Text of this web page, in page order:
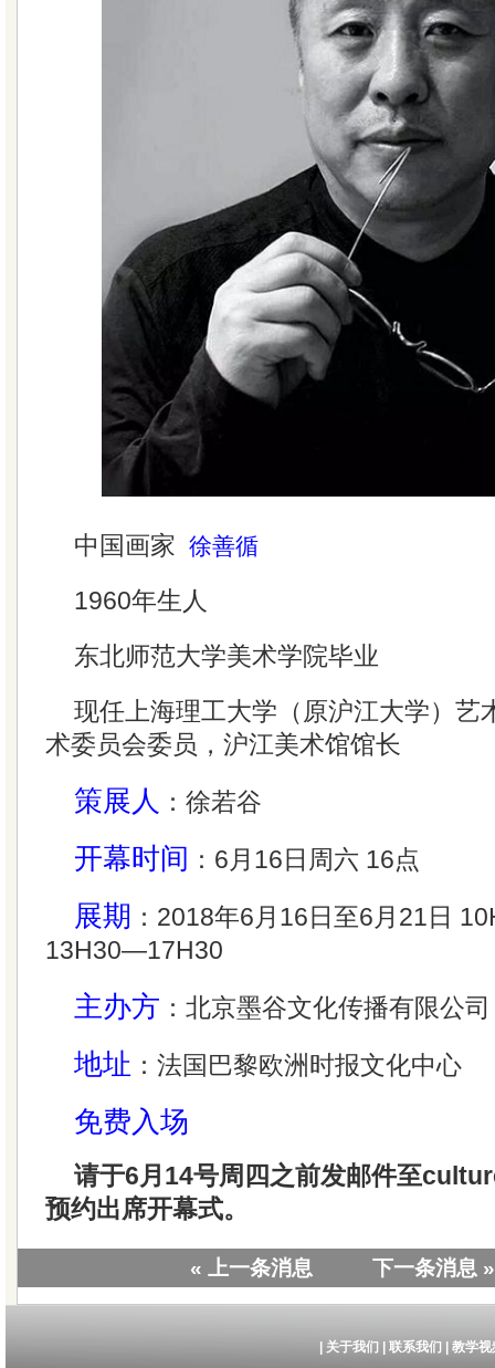
中国画家 徐善循
1960年生人
东北师范大学美术学院毕业
现任上海理工大学（原沪江大学）艺
术委员会委员，沪江美术馆馆长
策展人 ：徐若谷
开幕时间 ：6月16日周六 16点
展期 ：2018年6月16日至6月21日
13H30—17H30
主办方 ：北京墨谷文化传播有限公司
地址 ：法国巴黎欧洲时报文化中心
免费入场
请于6月14号周四之前发邮件至
预约出席开幕式。
« 上一条消息 下一条消息 »
关于我们 联系我们 教学视